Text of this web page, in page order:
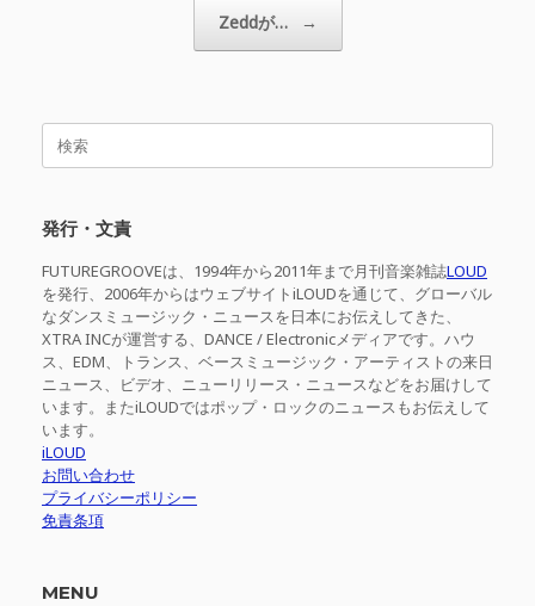
Zeddが… →
検
発行・文責
FUTUREGROOVEは、1994年から2011年まで月刊音楽雑誌LOUD
を発行、2006年からはウェブサイトiLOUDを通じて、グローバル
なダンスミュージック・ニュースを日本にお伝えしてきた、
XTRA INCが運営する、DANCE / Electronicメディアです。ハウ
ス、EDM、トランス、ベースミュージック・アーティストの来日
ニュース、ビデオ、ニューリリース・ニュースなどをお届けして
います。またiLOUDではポップ・ロックのニュースもお伝えして
います。
iLOUD
お問い合わせ
プライバシーポリシー
免責条項
MENU